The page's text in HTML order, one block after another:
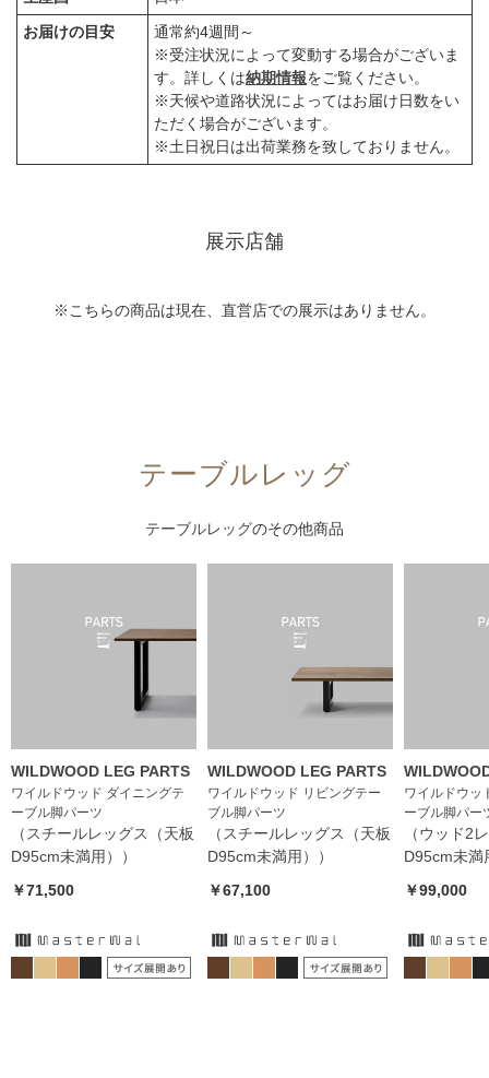
お届けの目安
通常約4週間～
※受注状況によって変動する場合がございま
す。詳しくは納期情報をご覧ください。
※天候や道路状況によってはお届け日数をい
ただく場合がございます。
※土日祝日は出荷業務を致しておりません。
展示店舗
※こちらの商品は現在、直営店での展示はありません。
テーブルレッグ
テーブルレッグのその他商品
WILDWOOD LEG PARTS
ワイルドウッド ダイニングテ
ーブル脚パーツ
（スチールレッグス（天板
D95cm未満用））
￥71,500
WILDWOOD LEG PARTS
ワイルドウッド リビングテー
ブル脚パーツ
（スチールレッグス（天板
D95cm未満用））
￥67,100
ワイルドウッ
ーブル脚パー
（ウッド2
D95cm未満
￥99,000